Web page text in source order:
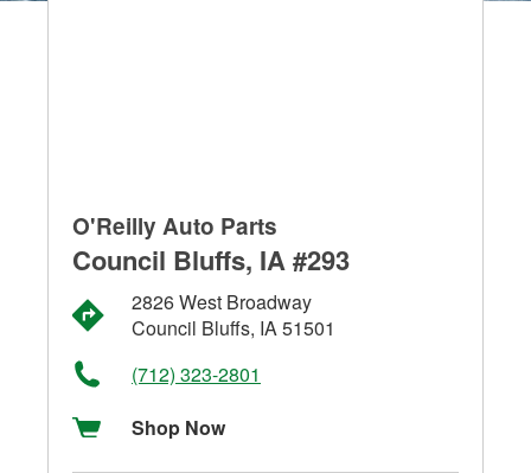
O'Reilly Auto Parts
Council Bluffs, IA #293
2826 West Broadway
Council Bluffs, IA 51501
(712) 323-2801
Shop Now